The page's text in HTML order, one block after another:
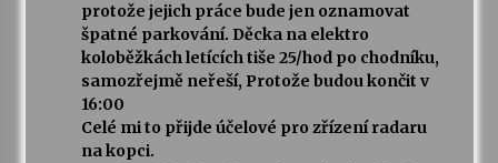
protože jejich práce bude jen oznamovat
špatné parkování. Děcka na elektro
koloběžkách letících tiše 25/hod po chodníku,
samozřejmě neřeší, Protože budou končit v
16:00
Celé mi to přijde účelové pro zřízení radaru
na kopci.